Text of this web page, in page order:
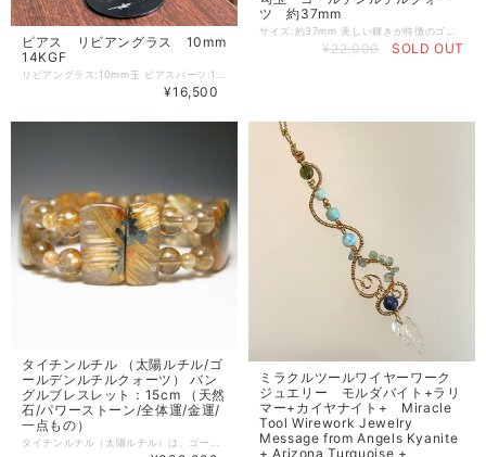
ピアス リビアングラス 10mm
14KGF
¥16,500
ツ 約37mm
¥22,000 SOLD OUT
タイチンルチル （太陽ルチル/ゴ
ールデンルチルクォーツ） バン
グルブレスレット：15cm （天然
石/パワーストーン/全体運/金運/
一点もの）
ミラクルツールワイヤーワーク
ジュエリー モルダバイト+ラリ
マー+カイヤナイト+ Miracle
Tool Wirework Jewelry
Message from Angels Kyanite
+ Arizona Turquoise +